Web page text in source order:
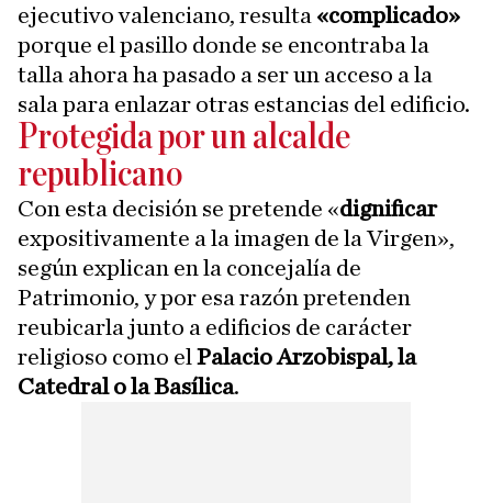
ejecutivo valenciano, resulta «complicado»
porque el pasillo donde se encontraba la
talla ahora ha pasado a ser un acceso a la
sala para enlazar otras estancias del edificio.
Protegida por un alcalde
republicano
Con esta decisión se pretende «dignificar
expositivamente a la imagen de la Virgen»,
según explican en la concejalía de
Patrimonio, y por esa razón pretenden
reubicarla junto a edificios de carácter
religioso como el Palacio Arzobispal, la
Catedral o la Basílica.